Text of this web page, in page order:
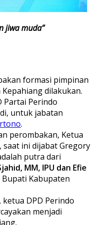
jiwa muda”
formasi pimpinan
dilakukan.
Partai Perindo
untuk jabatan
.
perombakan, Ketua
saat ini dijabat Gregory
putra dari
MM, IPU dan Efie
Kabupaten
DPD Perindo
menjadi